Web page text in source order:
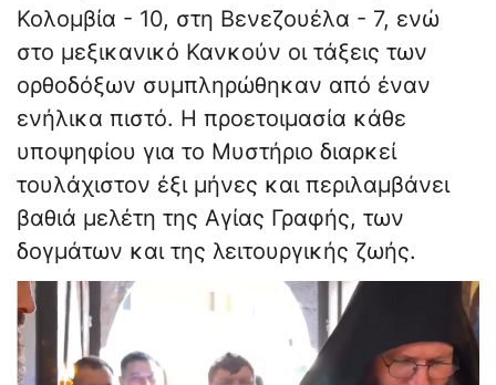
Κολομβία - 10, στη Βενεζουέλα - 7, ενώ
στο μεξικανικό Κανκούν οι τάξεις των
ορθοδόξων συμπληρώθηκαν από έναν
ενήλικα πιστό. Η προετοιμασία κάθε
υποψηφίου για το Μυστήριο διαρκεί
τουλάχιστον έξι μήνες και περιλαμβάνει
βαθιά μελέτη της Αγίας Γραφής, των
δογμάτων και της λειτουργικής ζωής.